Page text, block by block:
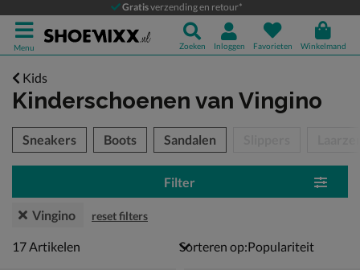
Gratisverzending en retour*
Menu Zoeken Inloggen Favorieten Winkelmand
Kids
Kinderschoenen van Vingino
over
Sneakers Boots Sandalen
Filter
Vingino reset filters
17 artikelen
17Artikelen Sorteren op: